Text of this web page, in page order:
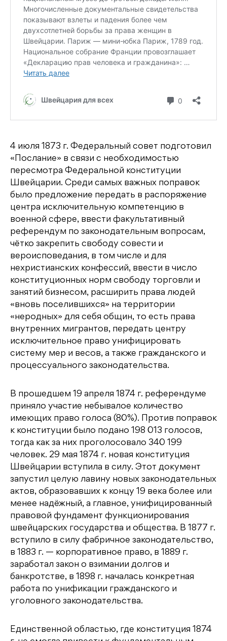
4 июля 1873 г. Федеральный совет подготовил
«Послание» в связи с необходимостью
пересмотра Федеральной конституции
Швейцарии. Среди самых важных поправок
было предложение передать в распоряжение
центра исключительную компетенцию в
военной сфере, ввести факультативный
референдум по законодательным вопросам,
чётко закрепить свободу совести и
вероисповедания, в том числе и для
нехристианских конфессий, ввести в число
конституционных норм свободу торговли и
занятий бизнесом, расширить права людей
«вновь поселившихся» на территории
«неродных» для себя общин, то есть права
внутренних мигрантов, передать центру
исключительное право унифицировать
систему мер и весов, а также гражданского и
процессуального законодательства.
В прошедшем 19 апреля 1874 г. референдуме
приняло участие небывалое количество
имеющих право голоса (80%). Против поправок
к конституции было подано 198 013 голосов,
тогда как за них проголосовало 340 199
человек. 29 мая 1874 г. новая конституция
Швейцарии вступила в силу. Этот документ
запустил целую лавину новых законодательных
актов, образовавших к концу 19 века более или
менее надёжный, а главное, унифицированный
правовой фундамент функционирования
швейцарских государства и общества. В 1877 г.
вступило в силу фабричное законодательство,
в 1883 г. — корпоративное право, в 1889 г.
заработал закон о взимании долгов и
банкротстве, в 1898 г. началась конкретная
работа по унификации гражданского и
уголовного законодательства.
Единственной областью, где конституция 1874